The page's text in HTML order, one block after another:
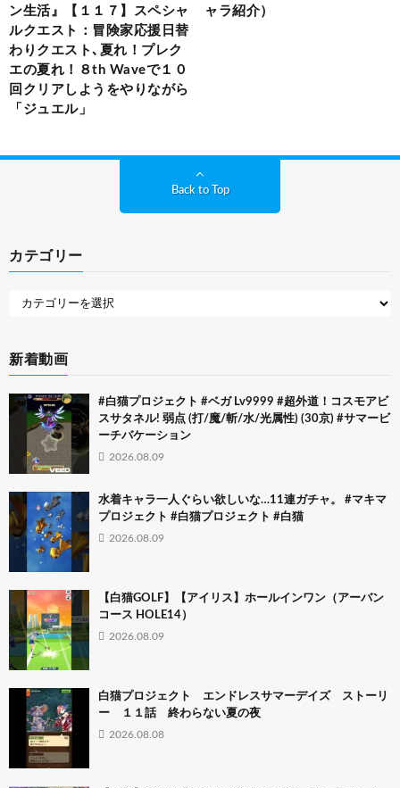
ン生活』【１１７】スペシャ
ルクエスト：冒険家応援日替
わりクエスト､夏れ！プレク
エの夏れ！８th Waveで１０
回クリアしようをやりながら
「ジュエル」
ャラ紹介）
Back to Top
カテゴリー
新着動画
#白猫プロジェクト #ベガ Lv9999 #超外道！コスモアビ
スサタネル! 弱点 (打/魔/斬/水/光属性) (30京) #サマービ
ーチバケーション
2026.08.09
水着キャラ一人ぐらい欲しいな…11連ガチャ。 #マキマ
プロジェクト #白猫プロジェクト #白猫
2026.08.09
【白猫GOLF】【アイリス】ホールインワン（アーバン
コース HOLE14）
2026.08.09
白猫プロジェクト エンドレスサマーデイズ ストーリ
ー １１話 終わらない夏の夜
2026.08.08